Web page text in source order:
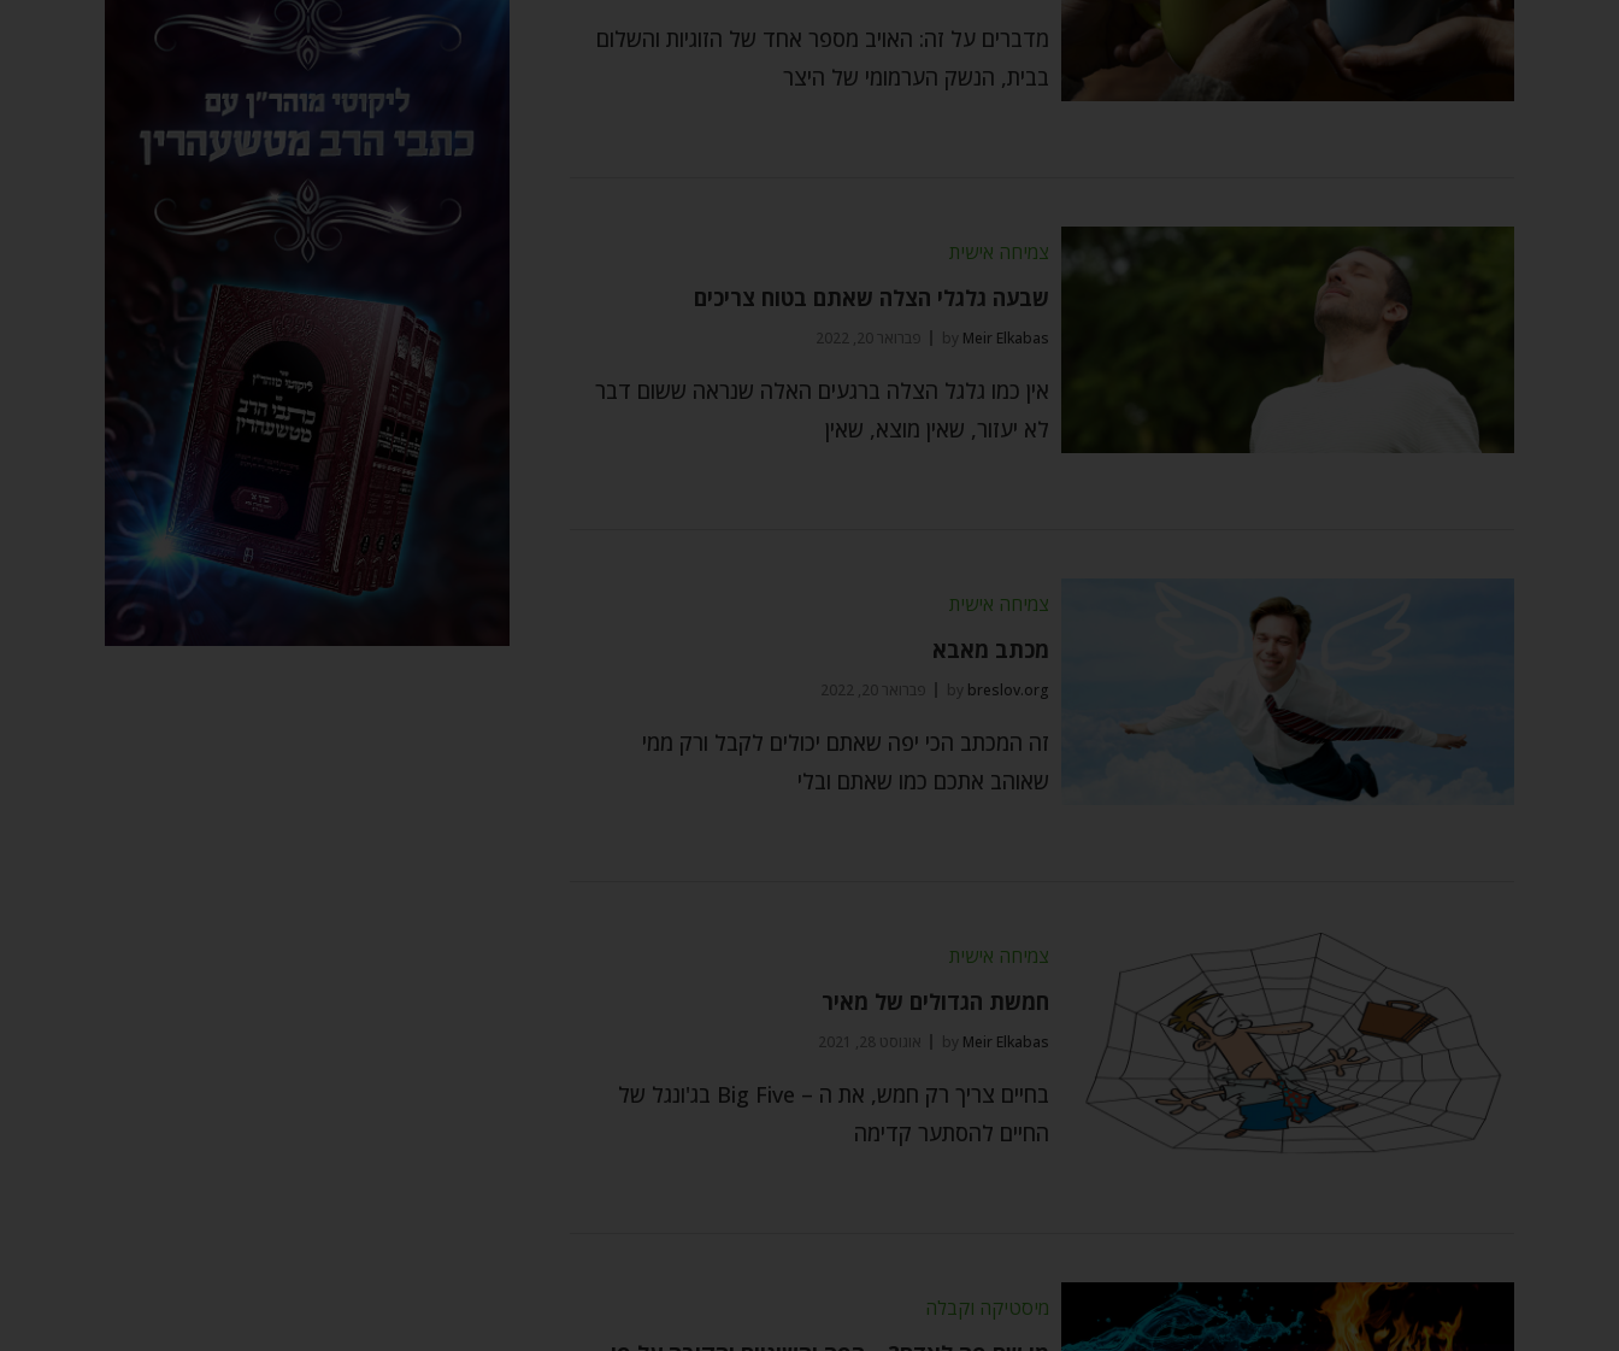
מדברים על זה: האויב מספר אחד של הזוגיות והשלום
בבית, הנשק הערמומי של היצר
צמיחה אישית
שבעה גלגלי הצלה שאתם בטוח צריכים
by Meir Elkabas פברואר 20, 2022
אין כמו גלגל הצלה ברגעים האלה שנראה ששום דבר
לא יעזור, שאין מוצא, שאין
צמיחה אישית
מכתב מאבא
by breslov.org פברואר 20, 2022
זה המכתב הכי יפה שאתם יכולים לקבל ורק ממי
שאוהב אתכם כמו שאתם ובלי
צמיחה אישית
חמשת הגדולים של מאיר
by Meir Elkabas אוגוסט 28, 2021
בחיים צריך רק חמש, את ה – Big Five בג'ונגל של
החיים להסתער קדימה
מיסטיקה וקבלה